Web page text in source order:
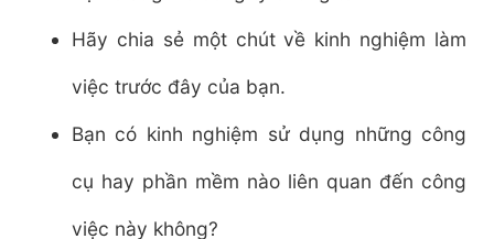
Hãy chia sẻ một chút về kinh nghiệm làm
việc trước đây của bạn.
Bạn có kinh nghiệm sử dụng những công
cụ hay phần mềm nào liên quan đến công
việc này không?